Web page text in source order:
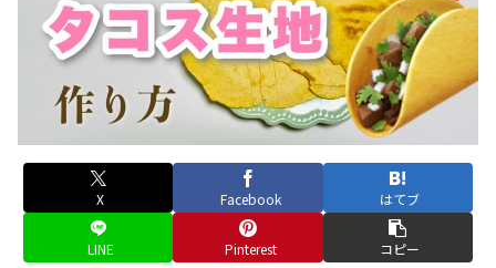
X Facebook はてブ
LINE Pinterest コピー